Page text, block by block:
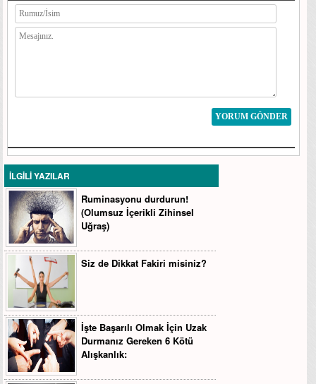
YORUM GÖNDER
İLGİLİ YAZILAR
Ruminasyonu durdurun!
(Olumsuz İçerikli Zihinsel
Uğraş)
Siz de Dikkat Fakiri misiniz?
İşte Başarılı Olmak İçin Uzak
Durmanız Gereken 6 Kötü
Alışkanlık: